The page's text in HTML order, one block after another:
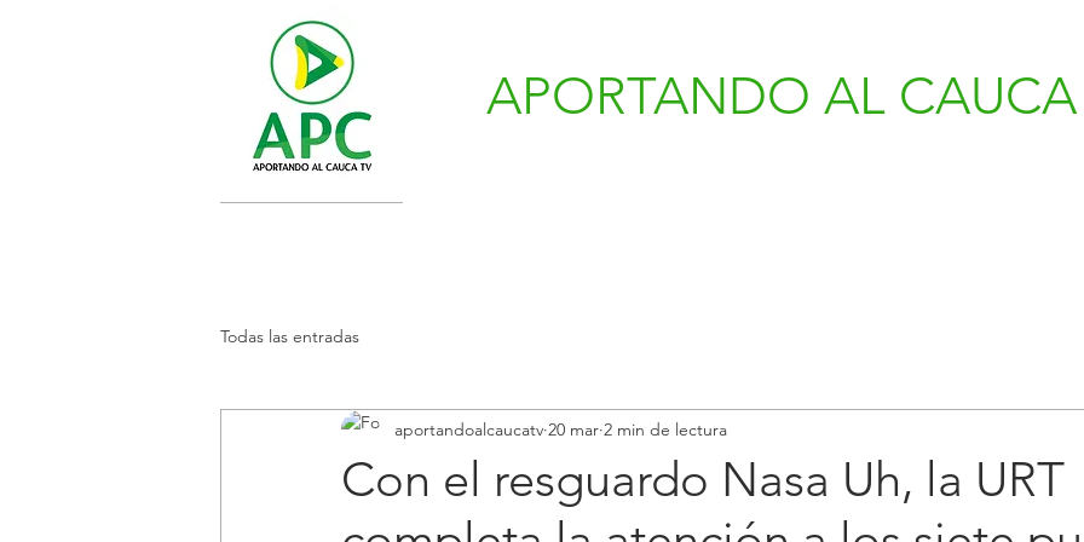
APORTANDO AL CAUCA
Todas las entradas
Con el resguardo Nasa Uh, la URT
aportandoalcaucatv 20 mar 2 min de lectura